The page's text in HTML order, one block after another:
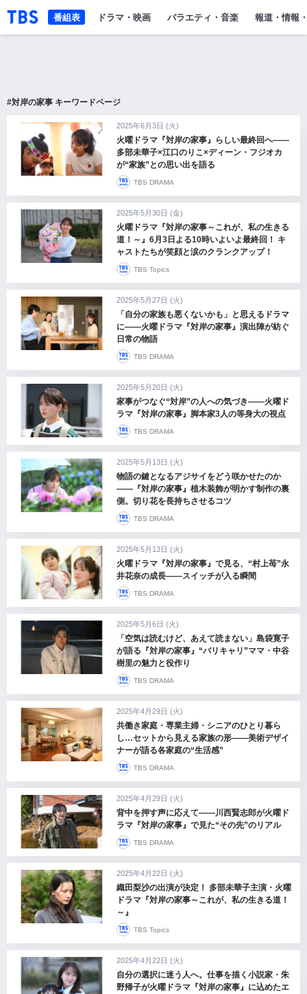
「TBSテレビ」トップページ
ドラマ・映画 バラエティ・音楽 報道・情報
番組表
#対岸の家事 キーワードページ
2025年6月3日 (火)
火曜ドラマ『対岸の家事』らしい最終回へ――
多部未華子×江口のりこ×ディーン・フジオカ
が“家族”との思い出を語る
TBS DRAMA
2025年5月30日 (金)
火曜ドラマ『対岸の家事～これが、私の生きる
道！～』6月3日よる10時いよいよ最終回！ キ
ャストたちが笑顔と涙のクランクアップ！
TBS Topics
2025年5月27日 (火)
「自分の家族も悪くないかも」と思えるドラマ
に――火曜ドラマ『対岸の家事』演出陣が紡ぐ
日常の物語
TBS DRAMA
2025年5月20日 (火)
家事がつなぐ“対岸”の人への気づき――火曜ド
ラマ『対岸の家事』脚本家3人の等身大の視点
TBS DRAMA
2025年5月13日 (火)
物語の鍵となるアジサイをどう咲かせたのか
――『対岸の家事』植木装飾が明かす制作の裏
側。切り花を長持ちさせるコツ
TBS DRAMA
2025年5月13日 (火)
火曜ドラマ『対岸の家事』で見る、“村上苺”永
井花奈の成長――スイッチが入る瞬間
TBS DRAMA
2025年5月6日 (火)
「空気は読むけど、あえて読まない」島袋寛子
が語る『対岸の家事』“バリキャリ”ママ・中谷
樹里の魅力と役作り
TBS DRAMA
2025年4月29日 (火)
共働き家庭・専業主婦・シニアのひとり暮ら
し…セットから見える家族の形――美術デザイ
ナーが語る各家庭の“生活感”
TBS DRAMA
2025年4月29日 (火)
背中を押す声に応えて――川西賢志郎が火曜ド
ラマ『対岸の家事』で見た“その先”のリアル
TBS DRAMA
2025年4月22日 (火)
織田梨沙の出演が決定！ 多部未華子主演・火曜
ドラマ『対岸の家事～これが、私の生きる道！
～』
TBS Topics
2025年4月22日 (火)
自分の選択に迷う人へ。仕事を描く小説家・朱
野帰子が火曜ドラマ『対岸の家事』に込めたエ